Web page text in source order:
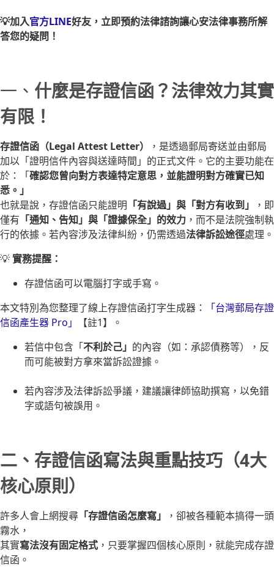
💡加入官方LINE好友，立即預約法律諮詢讓心安法律事務所解
答您的疑問！
一、 什麼是存證信函？法律效力其實
有限！
存證信函（Legal Attest Letter）
，是透過郵局寄送並由郵局
加以「證明信件內容與送達時間」的正式文件。它的主要功能在
於：「確認您曾向對方表達特定意思，並能證明對方確實已知
悉。」
也就是說，存證信函只能證明 「有說過」與「對方有收到」
，即
僅有 「通知、告知」與「證據保全」的效力 ，而不是法院強制執
行的依據。若內容涉及法律糾紛，仍需透過法律訴訟途徑處理。
💡實務提醒：
存證信函可以電腦打字或手寫。
本文特別為您整理了線上存證信函打字生成器：
「台灣郵局存證
信函產生器 Pro」
【註1】。
若信中包含「不利於己」 的內容（如：承認債務等），反
而可能被對方拿來當訴訟證據。
若內容涉及法律訴訟爭議，建議讓律師協助撰寫，以免錯
字或語句被誤用。
二、存證信函寫法與重點技巧（4大
核心原則）
許多人會上網搜尋 「存證信函怎麼寫」
，卻被各種範本搞得一頭
霧水，
其實寫法沒有固定格式 ，只要掌握四個核心原則，就能完成存證
信函。